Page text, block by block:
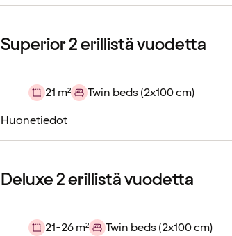
Superior 2 erillistä vuodetta
21 m²
Twin beds (2x100 cm)
Huonetiedot
Deluxe 2 erillistä vuodetta
21-26 m²
Twin beds (2x100 cm)